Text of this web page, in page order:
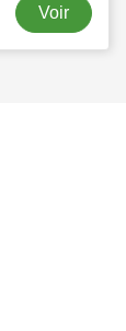
Voir